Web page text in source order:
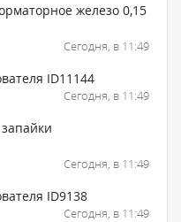
железо 0,15
Сегодня, в 11:49
ID11144
Сегодня, в 11:49
Сегодня, в 11:49
ID9138
Сегодня, в 11:49